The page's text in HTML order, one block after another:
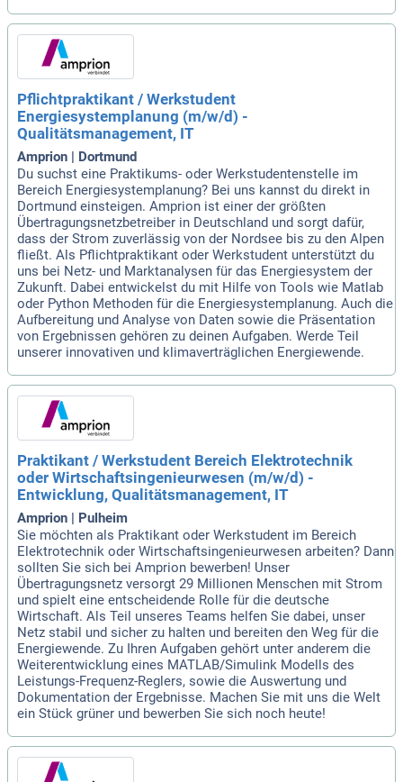
Pflichtpraktikant / Werkstudent
Energiesystemplanung (m/w/d) -
Qualitätsmanagement, IT
Amprion | Dortmund
Du suchst eine Praktikums- oder Werkstudentenstelle im
Bereich Energiesystemplanung? Bei uns kannst du direkt in
Dortmund einsteigen. Amprion ist einer der größten
Übertragungsnetzbetreiber in Deutschland und sorgt dafür,
dass der Strom zuverlässig von der Nordsee bis zu den Alpen
fließt. Als Pflichtpraktikant oder Werkstudent unterstützt du
uns bei Netz- und Marktanalysen für das Energiesystem der
Zukunft. Dabei entwickelst du mit Hilfe von Tools wie Matlab
oder Python Methoden für die Energiesystemplanung. Auch die
Aufbereitung und Analyse von Daten sowie die Präsentation
von Ergebnissen gehören zu deinen Aufgaben. Werde Teil
unserer innovativen und klimaverträglichen Energiewende.
Praktikant / Werkstudent Bereich Elektrotechnik
oder Wirtschaftsingenieurwesen (m/w/d) -
Entwicklung, Qualitätsmanagement, IT
Amprion | Pulheim
Sie möchten als Praktikant oder Werkstudent im Bereich
Elektrotechnik oder Wirtschaftsingenieurwesen arbeiten? Dann
sollten Sie sich bei Amprion bewerben! Unser
Übertragungsnetz versorgt 29 Millionen Menschen mit Strom
und spielt eine entscheidende Rolle für die deutsche
Wirtschaft. Als Teil unseres Teams helfen Sie dabei, unser
Netz stabil und sicher zu halten und bereiten den Weg für die
Energiewende. Zu Ihren Aufgaben gehört unter anderem die
Weiterentwicklung eines MATLAB/Simulink Modells des
Leistungs-Frequenz-Reglers, sowie die Auswertung und
Dokumentation der Ergebnisse. Machen Sie mit uns die Welt
ein Stück grüner und bewerben Sie sich noch heute!